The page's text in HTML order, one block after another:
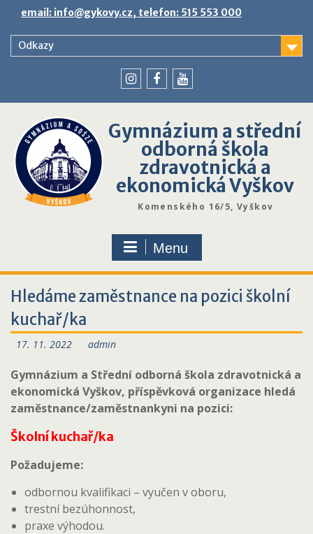
content
email: info@gykovy.cz, telefon: 515 553 000
Odkazy
Gymnázium a střední
odborná škola
zdravotnická a
ekonomická Vyškov
Komenského 16/5, Vyškov
Menu
Hledáme zaměstnance na pozici školní
kuchař/ka
17. 11. 2022 admin
Gymnázium a Střední odborná škola zdravotnická a
ekonomická Vyškov, příspěvková organizace hledá
zaměstnance/zaměstnankyni na pozici:
Školní kuchař/ka
Požadujeme:
odbornou kvalifikaci – vyučen v oboru,
trestní bezúhonnost,
praxe výhodou.